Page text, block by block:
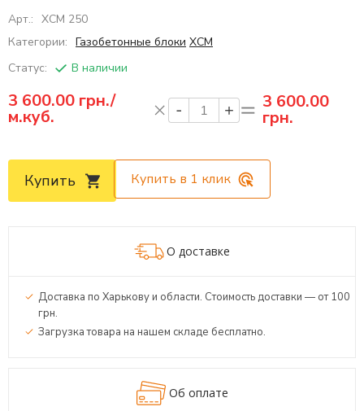
Арт.: ХСМ 250
Категории: Газобетонные блоки ХСМ
Статус:
В наличии
3 600.00 грн./
м.куб.
3 600.00
грн.
Купить Купить в 1 клик
О доставке
Доставка по Харькову и области. Стоимость доставки — от 100
грн.
Загрузка товара на нашем складе бесплатно.
Об оплате